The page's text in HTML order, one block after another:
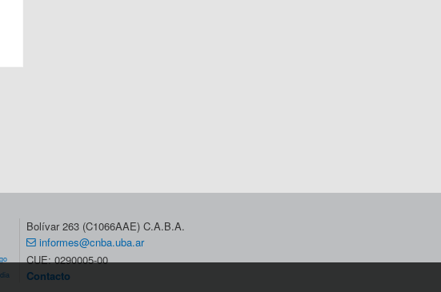
Bolívar 263 (C1066AAE) C.A.B.A.
informes@cnba.uba.ar
CUE: 0290005-00
Contacto